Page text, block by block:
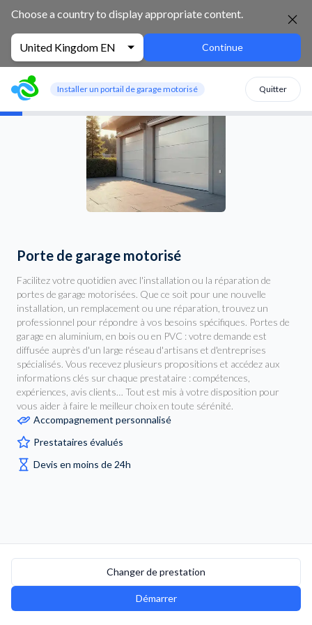
Choose a country to display appropriate content.
United Kingdom EN Continue
Installer un portail de garage motorisé Quitter
Porte de garage motorisé
Facilitez votre quotidien avec l'installation ou la réparation de
portes de garage motorisées. Que ce soit pour une nouvelle
installation, un remplacement ou une réparation, trouvez un
professionnel pour répondre à vos besoins spécifiques. Portes de
garage en aluminium, en bois ou en PVC : votre demande est
diffusée auprès d'un large réseau d'artisans et d'entreprises
spécialisés. Vous recevez plusieurs propositions et accédez aux
informations clés sur chaque prestataire : compétences,
expériences, avis clients… Tout est mis à votre disposition pour
vous aider à faire le meilleur choix en toute sérénité.
Accompagnement personnalisé
Prestataires évalués
Devis en moins de 24h
Changer de prestation
Démarrer